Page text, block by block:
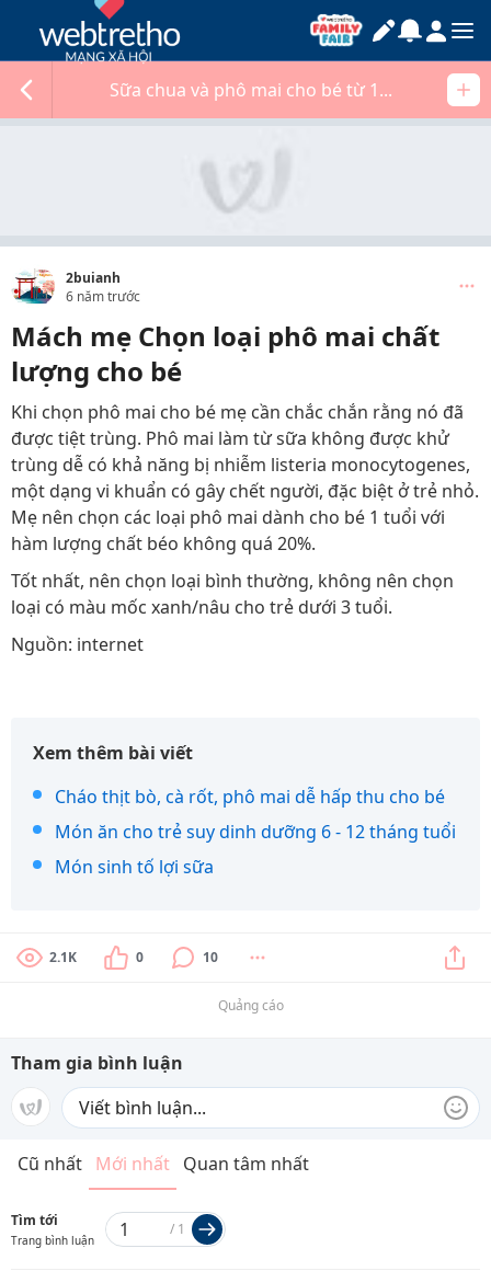
Sữa chua và phô mai cho bé từ 1...
2buianh
6 năm trước
Mách mẹ Chọn loại phô mai chất
lượng cho bé
Khi chọn phô mai cho bé mẹ cần chắc chắn rằng nó đã
được tiệt trùng. Phô mai làm từ sữa không được khử
trùng dễ có khả năng bị nhiễm listeria monocytogenes,
một dạng vi khuẩn có gây chết người, đặc biệt ở trẻ nhỏ.
Mẹ nên chọn các loại phô mai dành cho bé 1 tuổi với
hàm lượng chất béo không quá 20%.
Tốt nhất, nên chọn loại bình thường, không nên chọn
loại có màu mốc xanh/nâu cho trẻ dưới 3 tuổi.
Nguồn: internet
Xem thêm bài viết
Cháo thịt bò, cà rốt, phô mai dễ hấp thu cho bé
Món ăn cho trẻ suy dinh dưỡng 6 - 12 tháng tuổi
Món sinh tố lợi sữa
2.1K 0 10
Quảng cáo
Tham gia bình luận
Cũ nhất Mới nhất Quan tâm nhất
Tìm tới
Trang bình luận
/ 1